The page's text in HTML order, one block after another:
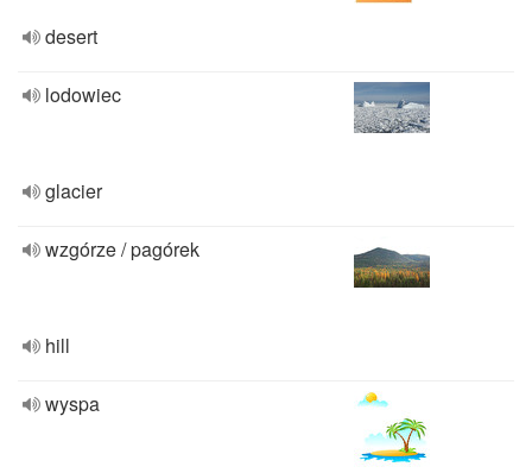
desert
lodowiec
glacier
wzgórze / pagórek
hill
wyspa